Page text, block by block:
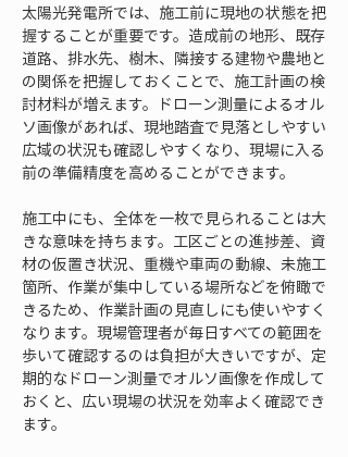
太陽光発電所では、施工前に現地の状態を把
握することが重要です。造成前の地形、既存
道路、排水先、樹木、隣接する建物や農地と
の関係を把握しておくことで、施工計画の検
討材料が増えます。ドローン測量によるオル
ソ画像があれば、現地踏査で見落としやすい
広域の状況も確認しやすくなり、現場に入る
前の準備精度を高めることができます。
施工中にも、全体を一枚で見られることは大
きな意味を持ちます。工区ごとの進捗差、資
材の仮置き状況、重機や車両の動線、未施工
箇所、作業が集中している場所などを俯瞰で
きるため、作業計画の見直しにも使いやすく
なります。現場管理者が毎日すべての範囲を
歩いて確認するのは負担が大きいですが、定
期的なドローン測量でオルソ画像を作成して
おくと、広い現場の状況を効率よく確認でき
ます。